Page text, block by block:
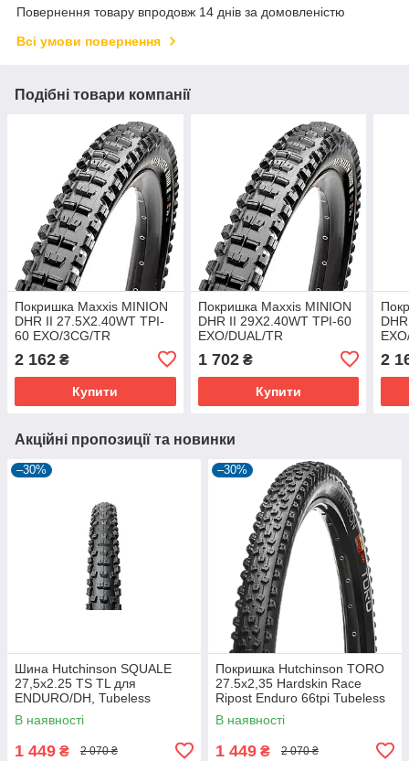
Повернення товару впродовж 14 днів за домовленістю
Всі умови повернення
Подібні товари компанії
Покришка Maxxis MINION
DHR II 27.5X2.40WT TPI-
60 EXO/3CG/TR
2 162 ₴
Купити
Покришка Maxxis MINION
DHR II 29X2.40WT TPI-60
EXO/DUAL/TR
1 702₴
Купити
2
Акційні пропозиції та новинки
–30%
Шина Hutchinson SQUALE
27,5x2.25 TS TL для
ENDURO/DH, Tubeless
Ready, 2.25 дюйма
В наявності
1 449 ₴ 2 070 ₴
–30%
Покришка Hutchinson TORO
27.5х2,35 Hardskin Race
Ripost Enduro 66tpi Tubeless
Ready Складна Black
В наявності
1 449 ₴ 2 070 ₴